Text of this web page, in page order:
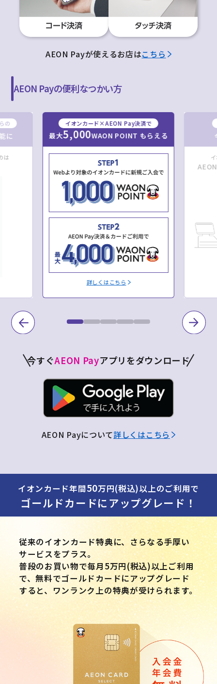
AEON Payが使えるお店はこちら
AEON Payの便利なつかい方
の
に
は
イオンカード×AEON Pay決済で
最大5,000WAON POINT もらえる
詳しくはこちら
今すぐAEON Payアプリをダウンロード
AEON Payについて詳しくはこちら
イオンカード年間50万円(税込)以上のご利用で
ゴールドカードにアップグレード！
従来のイオンカード特典に、さらなる手厚い
サービスをプラス。
普段のお買い物で毎月5万円(税込)以上ご利用
で、無料でゴールドカードにアップグレード
すると、ワンランク上の特典が受けられます。